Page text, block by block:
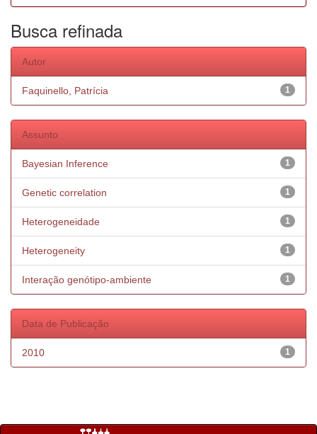
Busca refinada
Autor
1
Faquinello, Patrícia
Assunto
1
Bayesian Inference
1
Genetic correlation
1
Heterogeneidade
1
Heterogeneity
1
Interação genótipo-ambiente
Data de Publicação
1
2010